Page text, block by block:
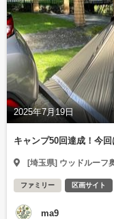
2025年7月19日
キャンプ50回達成！今
[埼玉県] ウッドルーフ
ファミリー 区画サイト
ma9